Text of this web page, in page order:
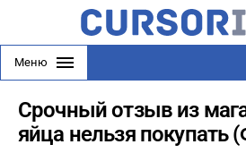
Меню
Срочный отзыв из
яйца нельзя покупать